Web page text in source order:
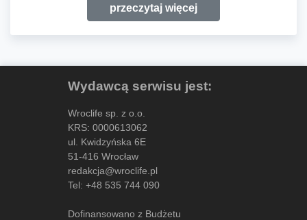
przeczytaj więcej
Wydawcą serwisu jest:
Wroclife sp. z o.o.
KRS: 0000613062
ul. Kwidzyńska 6E
51-416 Wrocław
redakcja@wroclife.pl
Tel: +48 535 744 090
Dofinansowano z Budżetu